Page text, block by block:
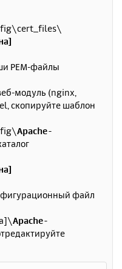
PEM-файлы
модуль (nginx,
скопируйте шаблон
Apache-
файл
Apache-